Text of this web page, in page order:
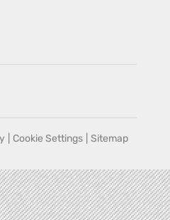
Cookie Settings Sitemap